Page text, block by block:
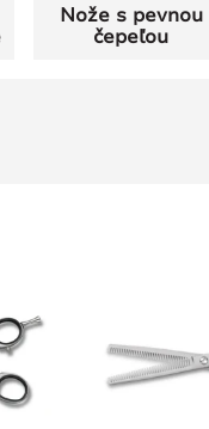
Nože s pevnou
čepeľou